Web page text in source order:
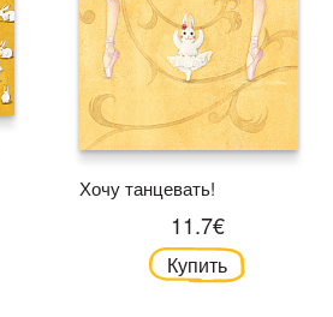
Хочу танцевать!
11.7€
Купить